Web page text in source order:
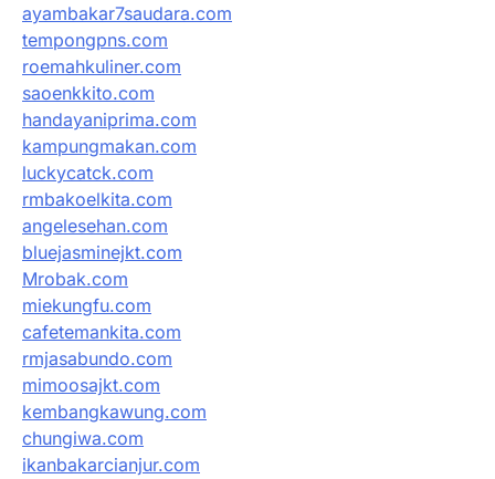
ayambakar7saudara.com
tempongpns.com
roemahkuliner.com
saoenkkito.com
handayaniprima.com
kampungmakan.com
luckycatck.com
rmbakoelkita.com
angelesehan.com
bluejasminejkt.com
Mrobak.com
miekungfu.com
cafetemankita.com
rmjasabundo.com
mimoosajkt.com
kembangkawung.com
chungiwa.com
ikanbakarcianjur.com